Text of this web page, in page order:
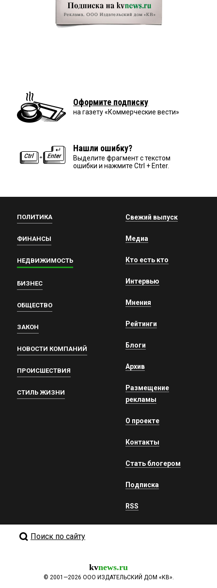
Оформите подписку
на газету «Коммерческие вести»
Нашли ошибку?
Выделите фрагмент с текстом
ошибки и нажмите Ctrl + Enter.
ПОЛИТИКА
ФИНАНСЫ
НЕДВИЖИМОСТЬ
БИЗНЕС
ОБЩЕСТВО
ЗАКОН
НОВОСТИ КОМПАНИЙ
ПРОИСШЕСТВИЯ
СТИЛЬ ЖИЗНИ
Свежий выпуск
Медиа
Кто есть кто
Интервью
Мнения
Рейтинги
Блоги
Архив
Размещение
рекламы
О проекте
Контакты
Стать блогером
Подписка
RSS
Поиск по сайту
kvnews.ru
© 2001—2026 ООО ИЗДАТЕЛЬСКИЙ ДОМ «КВ».